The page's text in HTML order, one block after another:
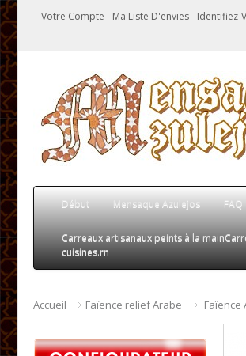
Votre Compte Ma Liste D'envies Identifiez-
Début Mensaque Azulejos FAQ
Carreaux artisanaux peints à la main
cuisines.rn
Accueil Faïence relief Arabe Faïence